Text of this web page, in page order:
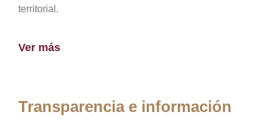
territorial.
Ver más
Transparencia e información